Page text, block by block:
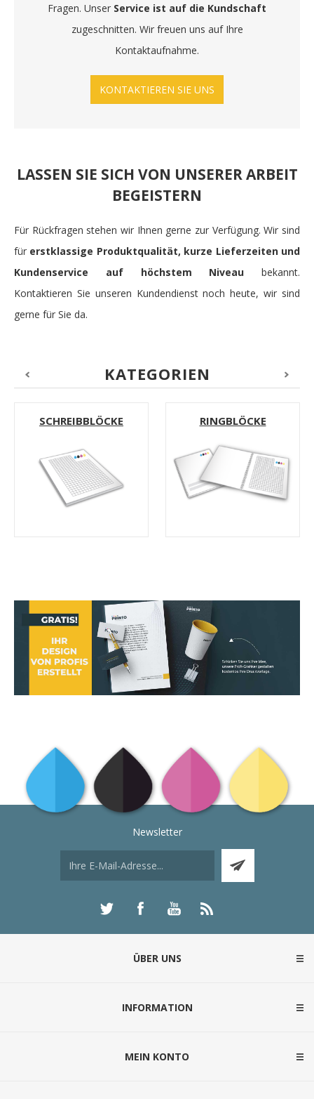
Fragen. Unser Service ist auf die Kundschaft
zugeschnitten. Wir freuen uns auf Ihre
Kontaktaufnahme.
KONTAKTIEREN SIE UNS
LASSEN SIE SICH VON UNSERER ARBEIT
BEGEISTERN
Für Rückfragen stehen wir Ihnen gerne zur Verfügung. Wir sind
für erstklassige Produktqualität, kurze Lieferzeiten und
Kundenservice auf höchstem Niveau bekannt.
Kontaktieren Sie unseren Kundendienst noch heute, wir sind
gerne für Sie da.
KATEGORIEN
SCHREIBBLÖCKE RINGBLÖCKE
Newsletter
ÜBER UNS
INFORMATION
MEIN KONTO